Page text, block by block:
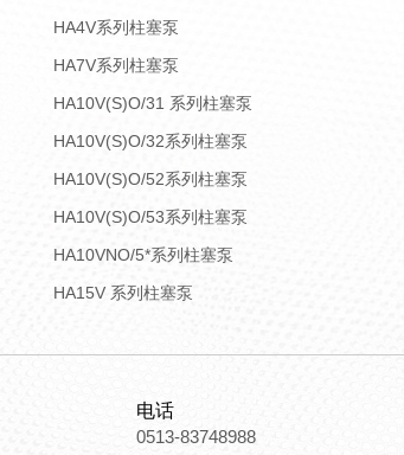
HA4V系列柱塞泵
HA7V系列柱塞泵
HA10V(S)O/31 系列柱塞泵
HA10V(S)O/32系列柱塞泵
HA10V(S)O/52系列柱塞泵
HA10V(S)O/53系列柱塞泵
HA10VNO/5*系列柱塞泵
HA15V 系列柱塞泵
电话
0513-83748988